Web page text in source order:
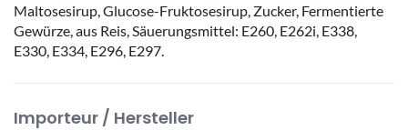
Maltosesirup, Glucose-Fruktosesirup, Zucker, Fermentierte
Gewürze, aus Reis, Säuerungsmittel: E260, E262i, E338,
E330, E334, E296, E297.
Importeur / Hersteller